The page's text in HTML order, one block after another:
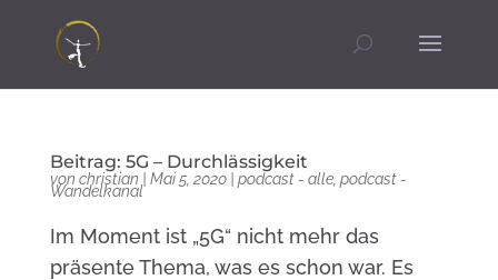
Beitrag: 5G – Durchlässigkeit
von christian Mai 5, 2020| podcast - alle, podcast -
Wandelkanal
Im Moment ist „5G“ nicht mehr das
präsente Thema, was es schon war. Es